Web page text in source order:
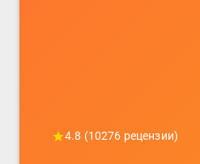
4.8 (10276 рецензии)